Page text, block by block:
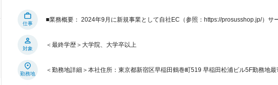
仕事
■業務概要： 2024年9月に新規事業として自社EC（参照：https://prosusshop.jp/）サ
対象
＜最終学歴＞大学院、大学卒以上
勤務地
＜勤務地詳細＞本社住所：東京都新宿区早稲田鶴巻町519 早稲田松浦ビル5F勤務地最